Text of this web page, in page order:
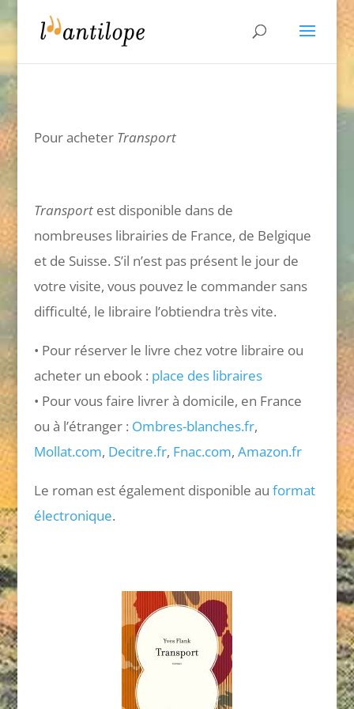
Pour acheter Transport
Transportest disponible dans de
nombreuses librairies de France, de Belgique
et de Suisse. S’il n’est pas présent le jour de
votre visite, vous pouvez le commander sans
difficulté, le libraire l’obtiendra très vite.
• Pour réserver le livre chez votre libraire ou
acheter un ebook : place des libraires
• Pour vous faire livrer à domicile, en France
ou à l’étranger : Ombres-blanches.fr,
Mollat.com, Decitre.fr, Fnac.com, Amazon.fr
Le roman est également disponible au format
électronique.